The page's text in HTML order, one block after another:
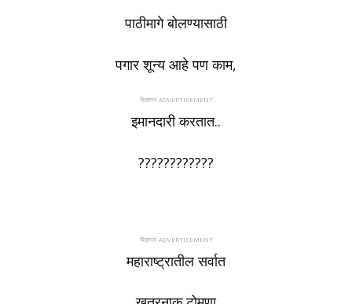
पाठीमागे बोलण्यासाठी
पगार शून्य आहे पण काम,
विज्ञापन ADVERTISEMENT
इमानदारी करतात..
????????????
विज्ञापन ADVERTISEMENT
महाराष्ट्रातील सर्वात